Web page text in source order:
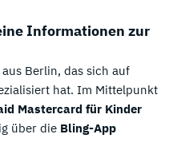
Informationen zur
Berlin, das sich auf
hat. Im Mittelpunkt
Mastercard für Kinder
über die Bling-App